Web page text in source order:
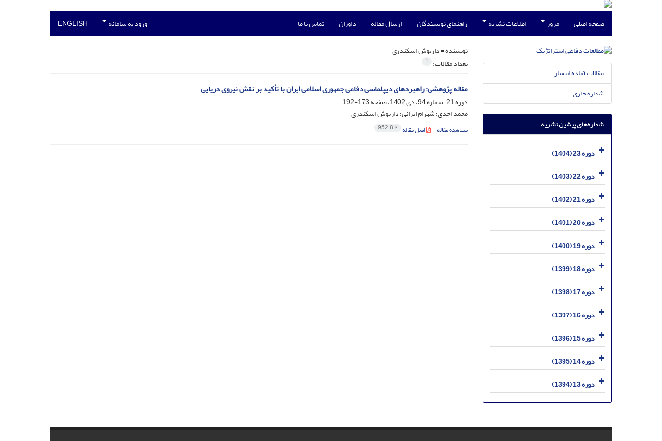
صفحه اصلی مرور اطلاعات نشریه راهنمای نویسندگان ارسال مقاله داوران تماس با ما ورود به سامانه ENGLISH
نویسنده =داریوش اسکندری
تعداد مقالات: 1
مقاله پژوهشی: راهبردهای دیپلماسی دفاعی جمهوری اسلامی ایران با تأکید بر نقش نیروی دریایی
دوره 21، شماره 94، دی 1402، صفحه
173-192
محمد احدی؛ شهرام ایرانی؛ داریوش اسکندری
مشاهده مقاله اصل مقاله 952.8 K
مقالات آماده انتشار
شماره جاری
شماره‌های پیشین نشریه
دوره 23 (1404)
دوره 22 (1403)
دوره 21 (1402)
دوره 20 (1401)
دوره 19 (1400)
دوره 18 (1399)
دوره 17 (1398)
دوره 16 (1397)
دوره 15 (1396)
دوره 14 (1395)
دوره 13 (1394)